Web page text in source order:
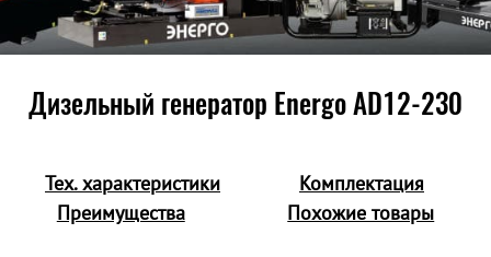
Дизельный генератор Energo AD12-230
Тех. характеристики
Комплектация
Преимущества
Похожие товары